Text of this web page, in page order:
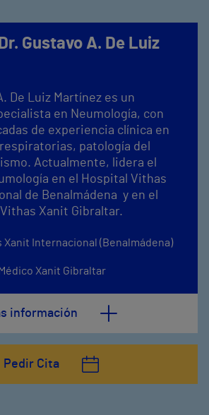
Gustavo A. De Luiz
De Luiz Martínez es un
en Neumología, con
de experiencia clínica en
patología del
Actualmente, lidera el
en el Hospital Vithas
de Benalmádena y en el
Xanit Gibraltar.
Xanit Internacional (Benalmádena)
Xanit Gibraltar
información
Pedir Cita